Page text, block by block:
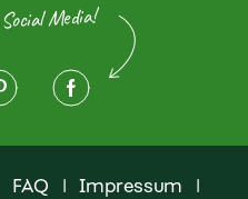
Media!
FAQ | Impressum
|